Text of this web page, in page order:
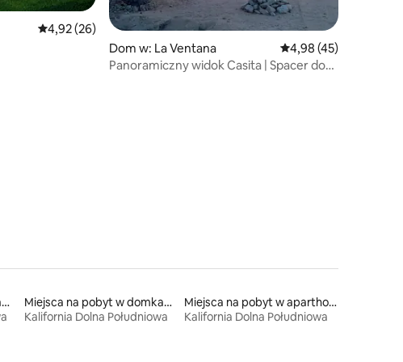
82 Średnia ocena: 4,92 na 5, liczba recenzji: 26
4,92 (26)
Dom w: La Ventana Średnia ocena: 4,98
4,98 (45)
Panoramiczny widok Casita | Spacer do
Miejsca na pobyt w apartamentach z obsługą
Miejsca na pobyt w domkach gościnnych
Kalifornia Dolna Południowa
Miejsca na pobyt w aparthotelach
Kalifornia Dolna Południowa